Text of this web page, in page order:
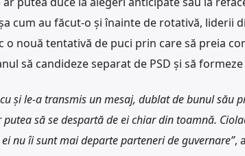
cum au făcut-o și înainte de rotativă, liderii
nouă tentativă de puci prin care să preia
să candideze separat de PSD și să
și le-a transmis un mesaj, dublat de bunul său
să se despartă de ei chiar din toamnă.
nu îi sunt mai departe parteneri de guvernare”,